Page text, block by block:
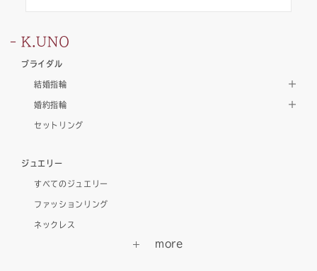
K.UNO
ブライダル
結婚指輪
婚約指輪
セットリング
ジュエリー
すべてのジュエリー
ファッションリング
ネックレス